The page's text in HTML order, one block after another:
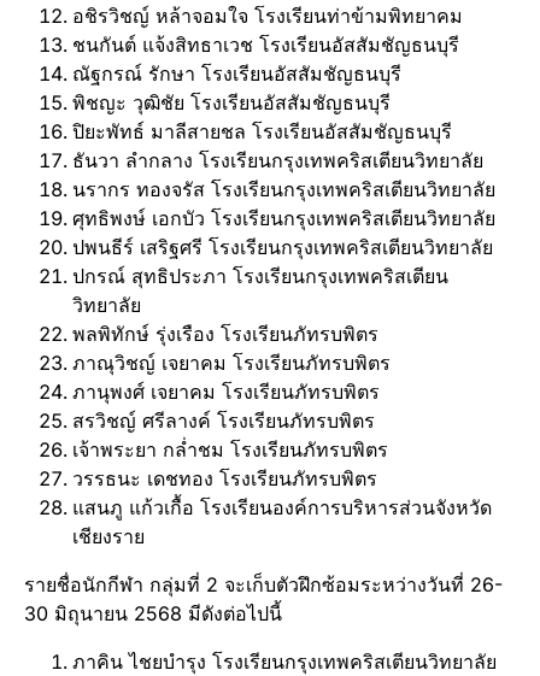
อชิรวิชญ์ หล้าจอมใจ โรงเรียนท่าข้ามพิทยาคม
ชนกันต์ แจ้งสิทธาเวช โรงเรียนอัสสัมชัญธนบุรี
ณัฐกรณ์ รักษา โรงเรียนอัสสัมชัญธนบุรี
พิชญะ วุฒิชัย โรงเรียนอัสสัมชัญธนบุรี
ปิยะพัทธ์ มาลีสายชล โรงเรียนอัสสัมชัญธนบุรี
ธันวา ลำกลาง โรงเรียนกรุงเทพคริสเตียนวิทยาลัย
นรากร ทองจรัส โรงเรียนกรุงเทพคริสเตียนวิทยาลัย
ศุทธิพงษ์ เอกบัว โรงเรียนกรุงเทพคริสเตียนวิทยาลัย
ปพนธีร์ เสริฐศรี โรงเรียนกรุงเทพคริสเตียนวิทยาลัย
ปกรณ์ สุทธิประภา โรงเรียนกรุงเทพคริสเตียน
วิทยาลัย
พลพิทักษ์ รุ่งเรือง โรงเรียนภัทรบพิตร
ภาณุวิชญ์ เจยาคม โรงเรียนภัทรบพิตร
ภานุพงศ์ เจยาคม โรงเรียนภัทรบพิตร
สรวิชญ์ ศรีลางค์ โรงเรียนภัทรบพิตร
เจ้าพระยา กล่ำชม โรงเรียนภัทรบพิตร
วรรธนะ เดชทอง โรงเรียนภัทรบพิตร
แสนภู แก้วเกื้อ โรงเรียนองค์การบริหารส่วนจังหวัด
เชียงราย
รายชื่อนักกีฬา กลุ่มที่ 2 จะเก็บตัวฝึกซ้อมระหว่างวันที่ 26-
30 มิถุนายน 2568 มีดังต่อไปนี้
ภาคิน ไชยบำรุง โรงเรียนกรุงเทพคริสเตียนวิทยาลัย